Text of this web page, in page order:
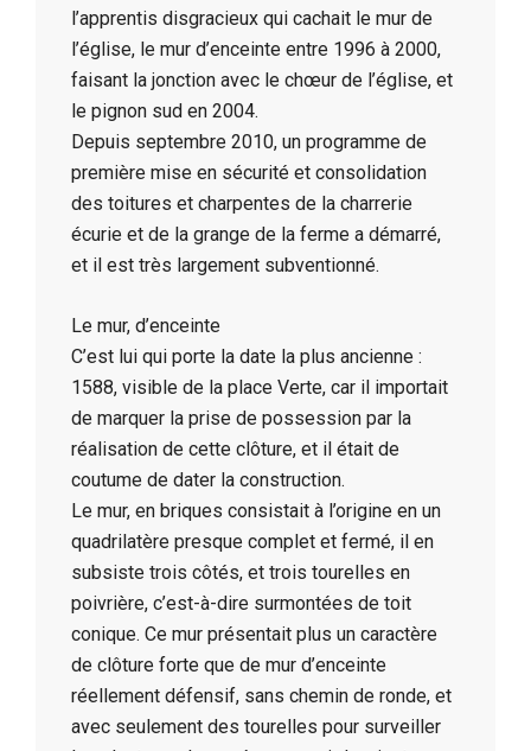
l’apprentis disgracieux qui cachait le mur de
l’église, le mur d’enceinte entre 1996 à 2000,
faisant la jonction avec le chœur de l’église, et
le pignon sud en 2004.
Depuis septembre 2010, un programme de
première mise en sécurité et consolidation
des toitures et charpentes de la charrerie
écurie et de la grange de la ferme a démarré,
et il est très largement subventionné.
Le mur, d’enceinte
C’est lui qui porte la date la plus ancienne :
1588, visible de la place Verte, car il importait
de marquer la prise de possession par la
réalisation de cette clôture, et il était de
coutume de dater la construction.
Le mur, en briques consistait à l’origine en un
quadrilatère presque complet et fermé, il en
subsiste trois côtés, et trois tourelles en
poivrière, c’est-à-dire surmontées de toit
conique. Ce mur présentait plus un caractère
de clôture forte que de mur d’enceinte
réellement défensif, sans chemin de ronde, et
avec seulement des tourelles pour surveiller